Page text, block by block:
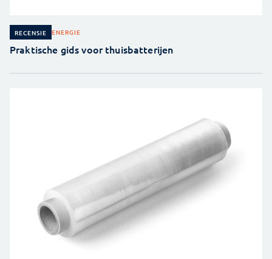
RECENSIE ENERGIE
Praktische gids voor thuisbatterijen